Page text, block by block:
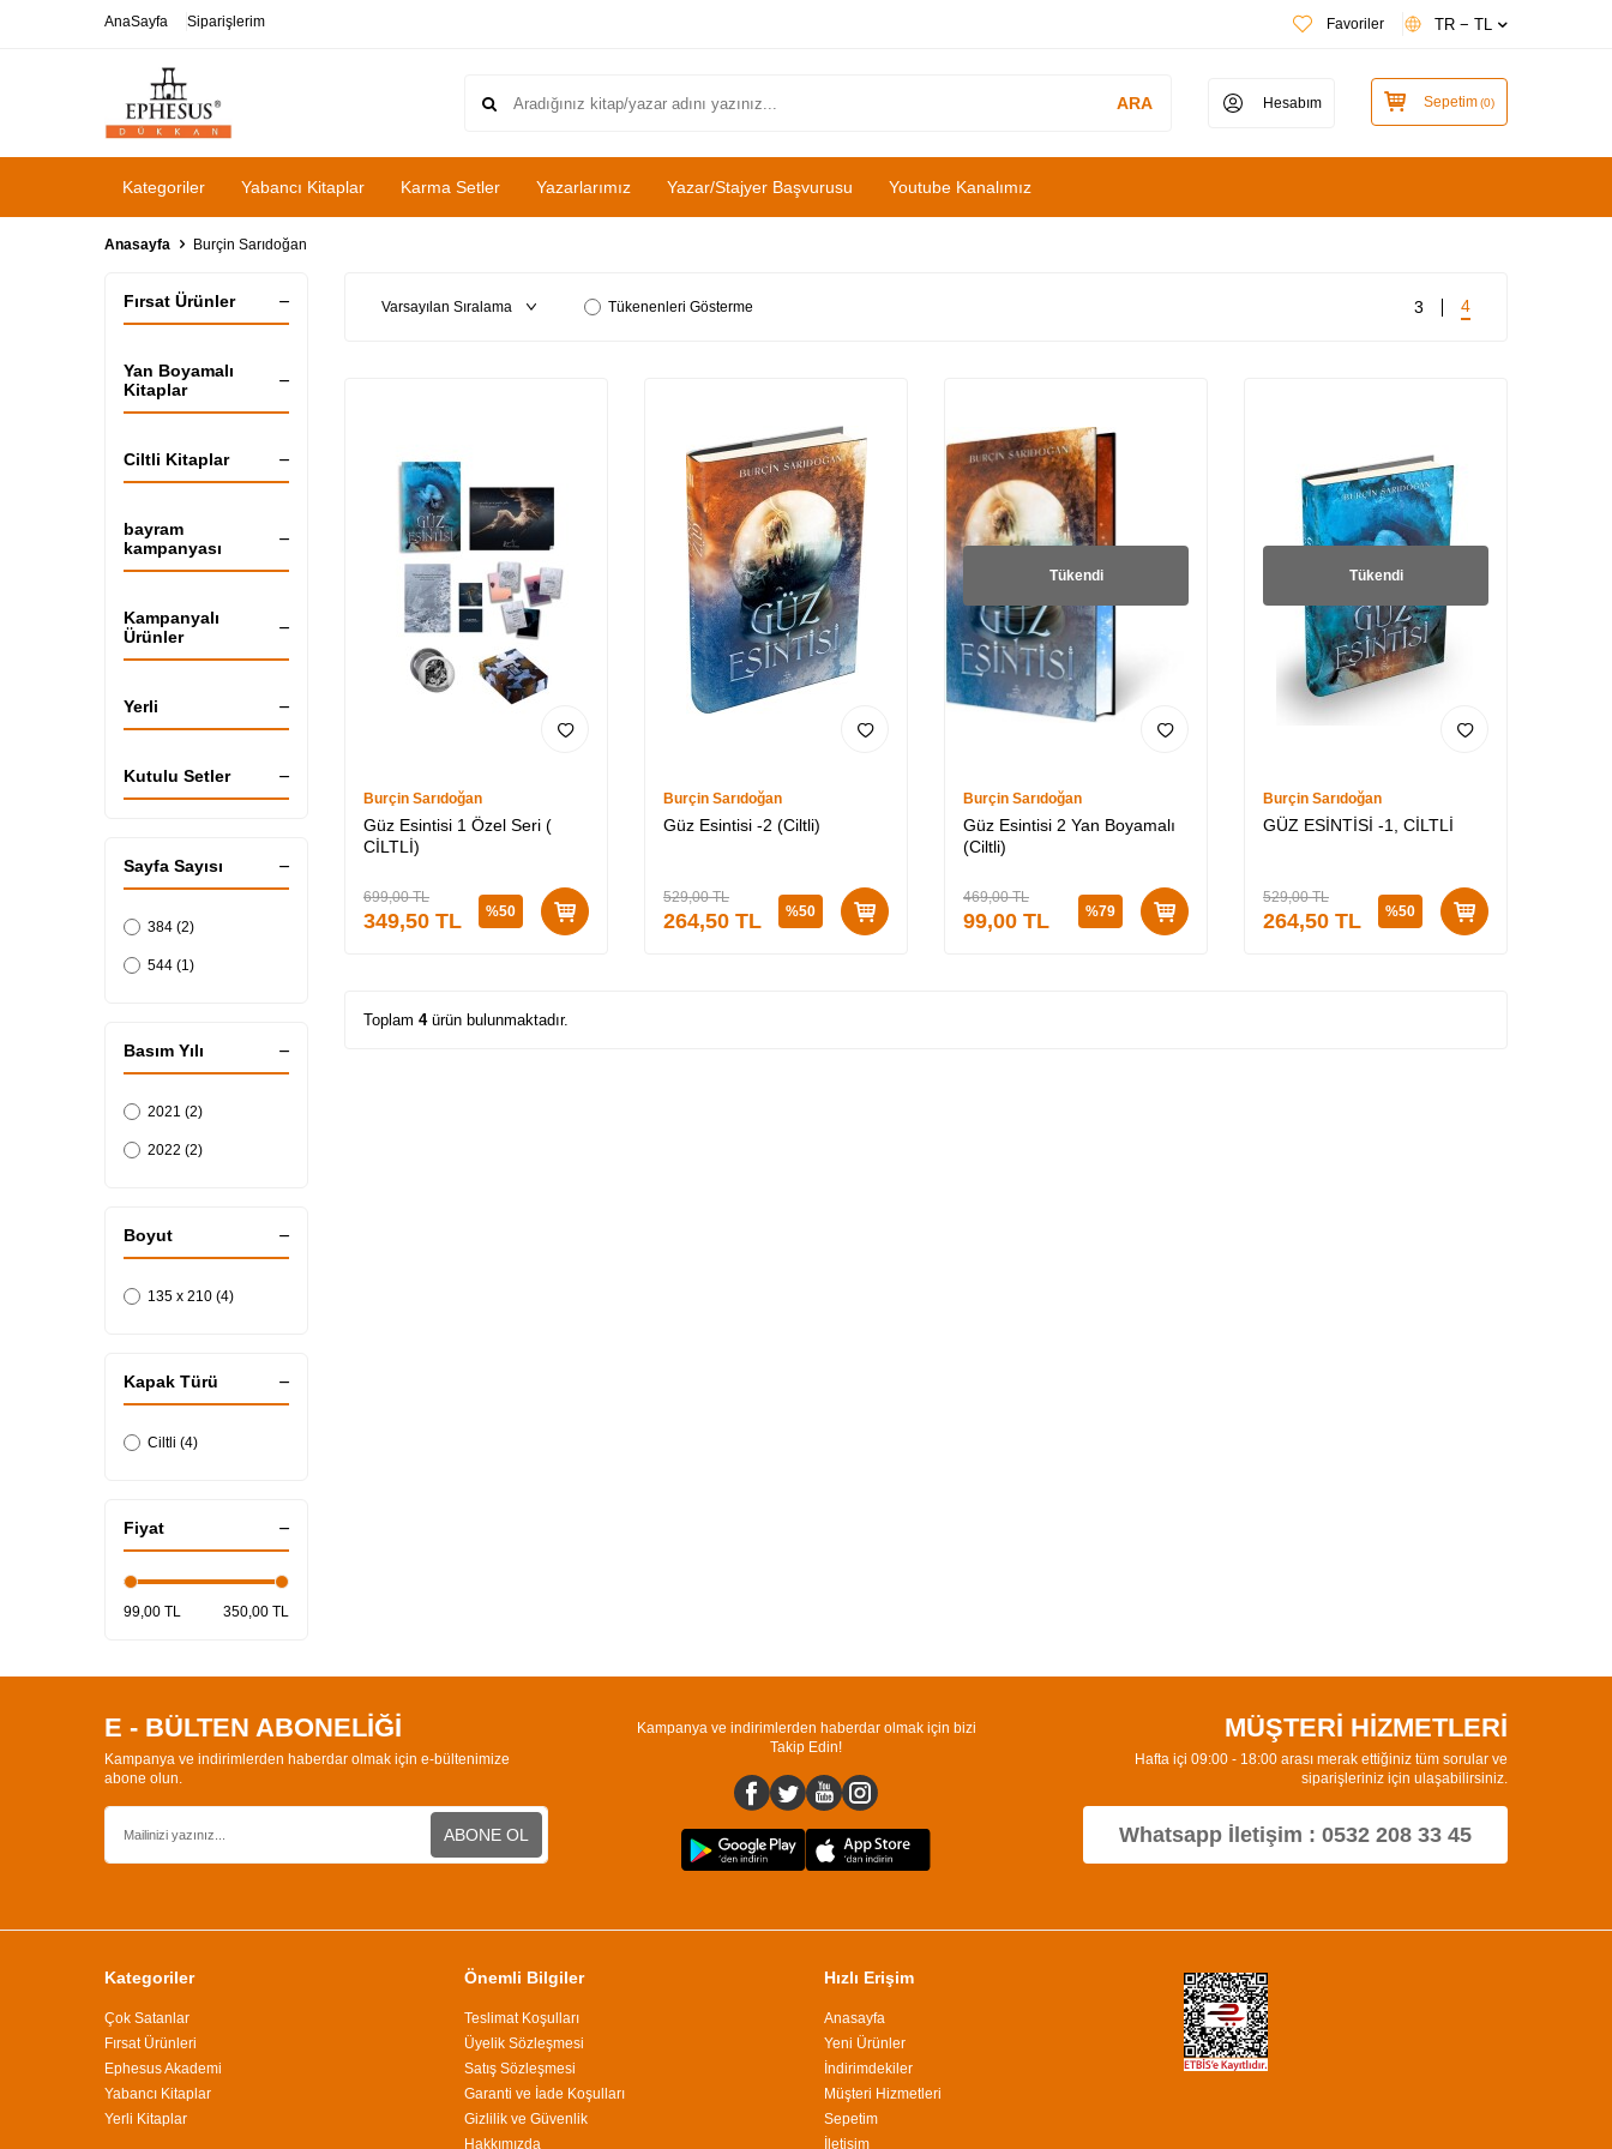
AnaSayfa Siparişlerim Favoriler TR − TL
ARA Hesabım Sepetim(0)
Kategoriler Yabancı Kitaplar Karma Setler Yazarlarımız Yazar/Stajyer Başvurusu Youtube Kanalımız
Anasayfa Burçin Sarıdoğan
Fırsat Ürünler
Yan Boyamalı
Kitaplar
Ciltli Kitaplar
bayram
kampanyası
Kampanyalı
Ürünler
Yerli
Kutulu Setler
Sayfa Sayısı
384 (2)
544 (1)
Basım Yılı
2021 (2)
2022 (2)
Boyut
135 x 210 (4)
Kapak Türü
Ciltli (4)
Fiyat
99,00 TL 350,00 TL
Tükenenleri Gösterme 3 4
Burçin Sarıdoğan
Güz Esintisi 1 Özel Seri (
CİLTLİ)
699,00TL
349,50 TL %50
Burçin Sarıdoğan
Güz Esintisi -2 (Ciltli)
529,00TL
264,50 TL %50
Tükendi
Burçin Sarıdoğan
Güz Esintisi 2 Yan Boyamalı
(Ciltli)
469,00TL
99,00 TL %79
Tükendi
Burçin Sarıdoğan
GÜZ ESİNTİSİ -1, CİLTLİ
529,00TL
264,50 TL %50
Toplam 4ürün bulunmaktadır.
E - BÜLTEN ABONELİĞİ
Kampanya ve indirimlerden haberdar olmak için e-bültenimize
abone olun.
ABONE OL
Kampanya ve indirimlerden haberdar olmak için bizi
Takip Edin!
MÜŞTERİ HİZMETLERİ
Hafta içi 09:00 - 18:00 arası merak ettiğiniz tüm sorular ve
siparişleriniz için ulaşabilirsiniz.
Whatsapp İletişim : 0532 208 33 45
Kategoriler
Çok Satanlar
Fırsat Ürünleri
Ephesus Akademi
Yabancı Kitaplar
Yerli Kitaplar
Önemli Bilgiler
Teslimat Koşulları
Üyelik Sözleşmesi
Satış Sözleşmesi
Garanti ve İade Koşulları
Gizlilik ve Güvenlik
Hakkımızda
Hızlı Erişim
Anasayfa
Yeni Ürünler
İndirimdekiler
Müşteri Hizmetleri
Sepetim
İletişim